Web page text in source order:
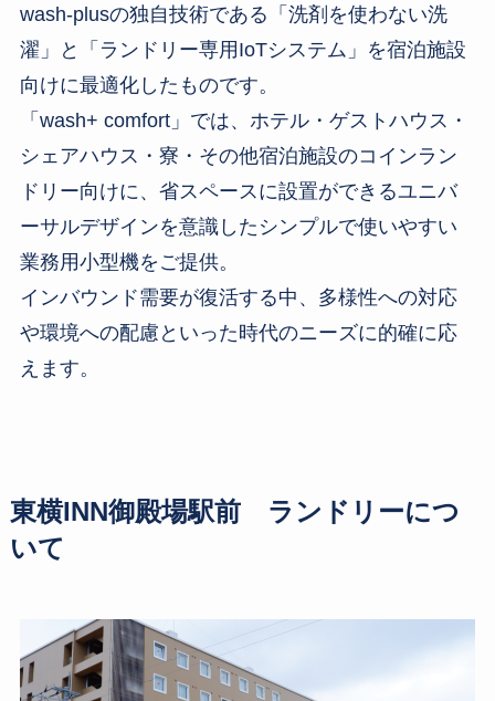
wash-plusの独自技術である「洗剤を使わない洗
濯」と「ランドリー専用IoTシステム」を宿泊施設
向けに最適化したものです。
「wash+ comfort」では、ホテル・ゲストハウス・
シェアハウス・寮・その他宿泊施設のコインラン
ドリー向けに、省スペースに設置ができるユニバ
ーサルデザインを意識したシンプルで使いやすい
業務用小型機をご提供。
インバウンド需要が復活する中、多様性への対応
や環境への配慮といった時代のニーズに的確に応
えます。
東横INN御殿場駅前 ランドリーにつ
いて